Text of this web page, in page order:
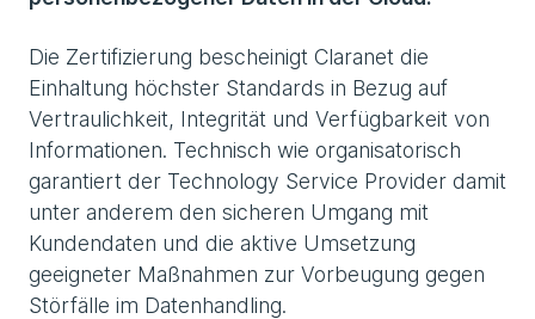
Die Zertifizierung bescheinigt Claranet die
Einhaltung höchster Standards in Bezug auf
Vertraulichkeit, Integrität und Verfügbarkeit von
Informationen. Technisch wie organisatorisch
garantiert der Technology Service Provider damit
unter anderem den sicheren Umgang mit
Kundendaten und die aktive Umsetzung
geeigneter Maßnahmen zur Vorbeugung gegen
Störfälle im Datenhandling.